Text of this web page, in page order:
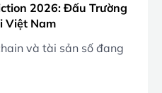
2026: Đấu Trường
Việt Nam
và tài sản số đang